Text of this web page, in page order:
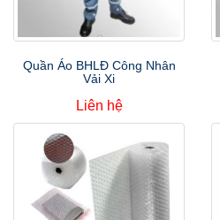
Quần Áo BHLĐ Công Nhân
Vải Xi
Liên hệ